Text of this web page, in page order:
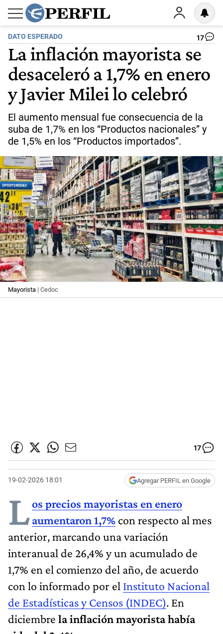
DATO ESPERADO 17
La inflación mayorista se
desaceleró a 1,7% en enero
y Javier Milei lo celebró
El aumento mensual fue consecuencia de la
suba de 1,7% en los “Productos nacionales” y
de 1,5% en los “Productos importados”.
Mayorista | Cedoc
17
19-02-2026 18:01 Agregar PERFIL en Google
Los precios mayoristas en enero
aumentaron 1,7% con respecto al mes
anterior, marcando una variación
interanual de 26,4% y un acumulado de
1,7% en el comienzo del año, de acuerdo
con lo informado por el Instituto Nacional
de Estadísticas y Censos (INDEC). En
diciembre la inflación mayorista había